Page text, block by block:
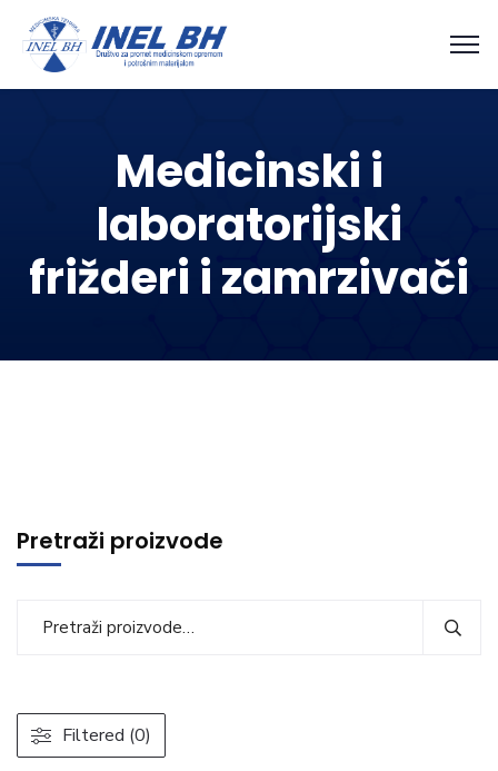
Medicinski i
laboratorijski
frižderi i zamrzivači
Pretraži proizvode
Filtered (0)